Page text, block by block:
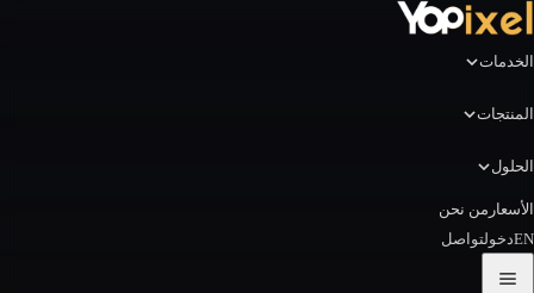
الخدمات
المنتجات
الحلول
الأسعار من نحن
ENدخولتواصل